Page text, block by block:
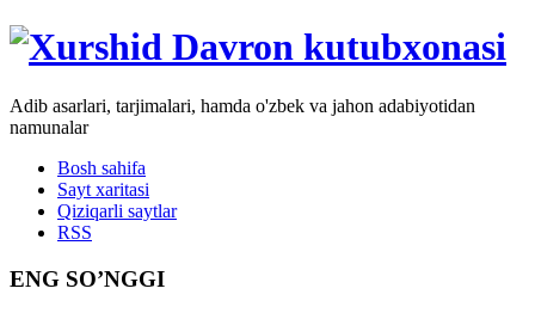
Adib asarlari, tarjimalari, hamda o'zbek va jahon adabiyotidan
namunalar
Bosh sahifa
Sayt xaritasi
Qiziqarli saytlar
RSS
ENG SO’NGGI